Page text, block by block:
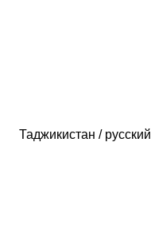
Таджикистан / русский